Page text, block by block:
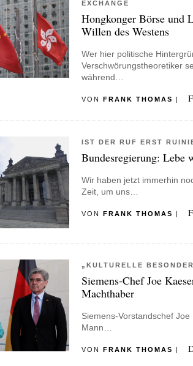
EXCHANGE
Hongkonger Börse und
Willen des Westens
Wer hier politische
Verschwörungstheoretiker
während…
VON FRANK THOMAS |
IST DER RUF ERST
Bundesregierung: Lebe
Wir haben jetzt immerhin
Zeit, um uns…
VON FRANK THOMAS |
„KULTURELLE
Siemens-Chef Joe
Machthaber
Siemens-Vorstandschef
Mann…
VON FRANK THOMAS |